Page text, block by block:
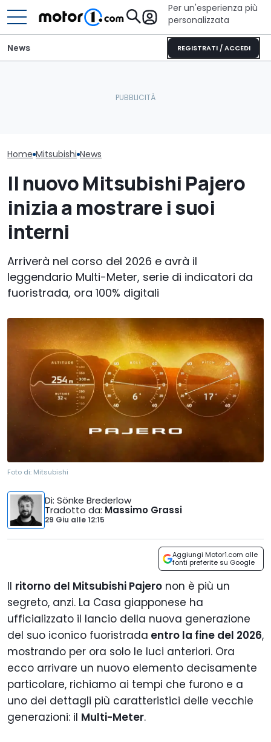
Per un'esperienza più
personalizzata
REGISTRATI / ACCEDI
News
Home Mitsubishi News
Il nuovo Mitsubishi Pajero
inizia a mostrare i suoi
interni
Arriverà nel corso del 2026 e avrà il
leggendario Multi-Meter, serie di indicatori da
fuoristrada, ora 100% digitali
Foto di: Mitsubishi
Di: Sönke Brederlow
Tradotto da: Massimo Grassi
29 Giu alle12:15
Aggiungi Motor1.com alle
fonti preferite su Google
Il ritorno del Mitsubishi Pajero non è più un
segreto, anzi. La Casa giapponese ha
ufficializzato il lancio della nuova generazione
del suo iconico fuoristrada entro la fine del 2026,
mostrando per ora solo le luci anteriori. Ora
ecco arrivare un nuovo elemento decisamente
particolare, richiamo ai tempi che furono e a
uno dei dettagli più caratteristici delle vecchie
generazioni: il Multi-Meter.